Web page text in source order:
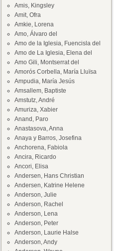
Amis, Kingsley
Amit, Ofra
Amkie, Lorena
Amo, Álvaro del
Amo de la Iglesia, Fuencisla del
Amo de La Iglesia, Elena del
Amo Gili, Montserrat del
Amorós Corbella, María Lluïsa
Ampudia, María Jesús
Amsallem, Baptiste
Amstutz, André
Amuriza, Xabier
Anand, Paro
Anastasova, Anna
Anaya y Barros, Josefina
Anchorena, Fabiola
Ancira, Ricardo
Ancori, Elisa
Andersen, Hans Christian
Andersen, Katrine Helene
Anderson, Julie
Anderson, Rachel
Anderson, Lena
Anderson, Peter
Anderson, Laurie Halse
Anderson, Andy